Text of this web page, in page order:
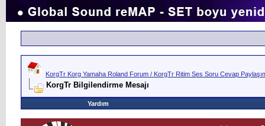
KorgTr Korg Yamaha Roland Forum / KorgTr Ritim Ses Soru Cevap
KorgTr Bilgilendirme Mesajı
Yardım